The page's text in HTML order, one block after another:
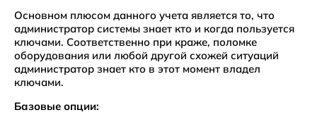
Основном плюсом данного учета является то, что
администратор системы знает кто и когда пользуется
ключами. Соответственно при краже, поломке
оборудования или любой другой схожей ситуаций
администратор знает кто в этот момент владел
ключами.
Базовые опции: